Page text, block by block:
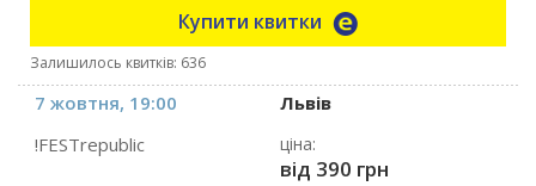
Купити квитки
Залишилось квитків: 636
7 жовтня, 19:00
Львів
!FESTrepublic
ціна:
від 390 грн